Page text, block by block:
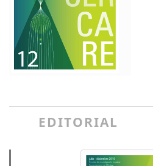
EDITORIAL